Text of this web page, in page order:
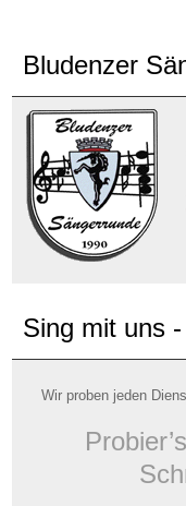
Bludenzer
Sing mit uns
Wir proben jeden